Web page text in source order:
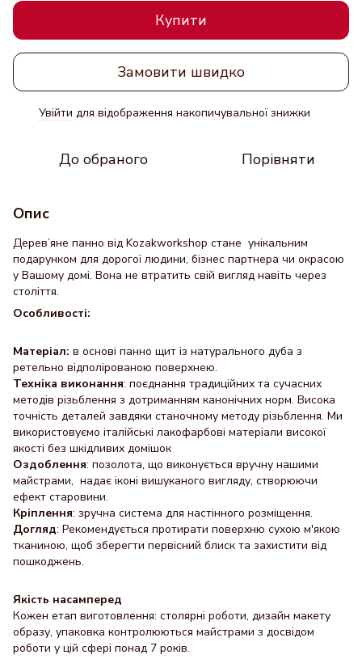
Купити
Замовити швидко
Увійти для відображення накопичувальної знижки
До обраного Порівняти
Опис
Дерев’яне панно від Kozakworkshop стане унікальним
подарунком для дорогої людини, бізнес партнера чи окрасою
у Вашому домі. Вона не втратить свій вигляд навіть через
століття.
Особливості:
Матеріал: в основі панно щит із натурального дуба з
ретельно відполірованою поверхнею.
Техніка виконання: поєднання традиційних та сучасних
методів різьблення з дотриманням канонічних норм. Висока
точність деталей завдяки станочному методу різьблення. Ми
використовуємо італійські лакофарбові матеріали високої
якості без шкідливих домішок
Оздоблення: позолота, що виконується вручну нашими
майстрами, надає іконі вишуканого вигляду, створюючи
ефект старовини.
Кріплення: зручна система для настінного розміщення.
Догляд: Рекомендується протирати поверхню сухою м'якою
тканиною, щоб зберегти первісний блиск та захистити від
пошкоджень.
Якість насамперед
Кожен етап виготовлення: столярні роботи, дизайн макету
образу, упаковка контролюються майстрами з досвідом
роботи у цій сфері понад 7 років.